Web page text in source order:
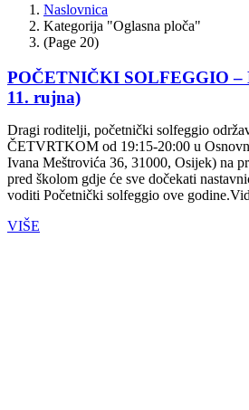
Naslovnica
Kategorija "Oglasna ploča"
(Page 20)
POČETNIČKI SOLFEGGIO –
11. rujna)
Dragi roditelji, početnički solfeggio
ČETVRTKOM od 19:15-20:00 u
Ivana Meštrovića 36, 31000, Osijek) na
pred školom gdje će sve dočekati
voditi Početnički solfeggio ove
VIŠE